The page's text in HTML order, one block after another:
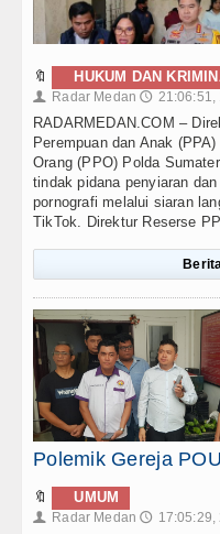
🔖 HUKUM DAN
👤 Radar Medan 🕔 21:06:51,
RADARMEDAN.COM –
Perempuan dan Anak
Orang (PPO) Polda
tindak pidana penyiaran
pornografi melalui siaran
TikTok. Direktur Reserse
Polemik Gereja
🔖 UMUM
👤 Radar Medan 🕔 17:05:29,